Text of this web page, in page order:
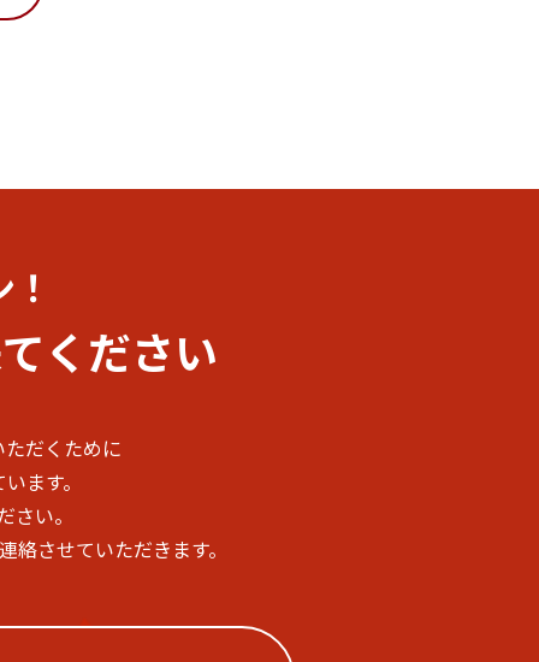
ください
だくために
ます。
い。
させていただきます。